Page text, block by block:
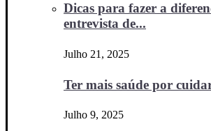
Dicas para fazer a
entrevista de...
Julho 21, 2025
Ter mais saúde por
Julho 9, 2025